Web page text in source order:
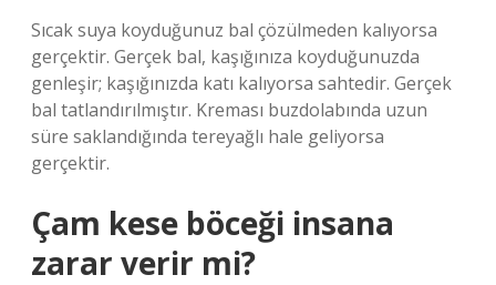
Sıcak suya koyduğunuz bal çözülmeden kalıyorsa
gerçektir. Gerçek bal, kaşığınıza koyduğunuzda
genleşir; kaşığınızda katı kalıyorsa sahtedir. Gerçek
bal tatlandırılmıştır. Kreması buzdolabında uzun
süre saklandığında tereyağlı hale geliyorsa
gerçektir.
Çam kese böceği insana
zarar verir mi?